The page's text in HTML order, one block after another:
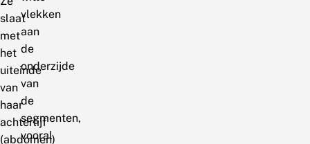
slaat
met
het
uiteinde
van
haar
achterlijf
(abdomen)
vlekken
aan
de
onderzijde
van
de
segmenten,
vooral